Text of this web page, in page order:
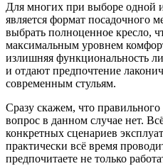
Для многих при выборе одной
является формат посадочного
выбрать полноценное кресло,
максимальным уровнем
излишняя функциональность
и отдают предпочтение
современным стульям.
Сразу скажем, что
вопрос в данном случае нет.
конкретных сценариев
практически всё время
предпочитаете не только